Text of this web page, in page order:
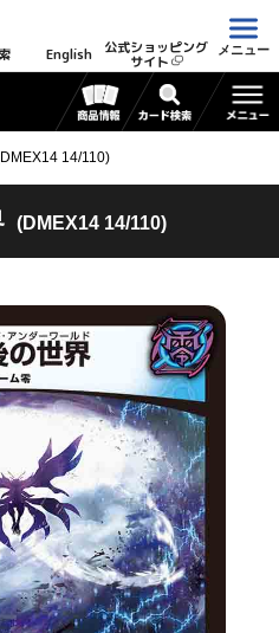
English 公式ショッピング
サイト
メニュー
14/110)
(DMEX14 14/110)